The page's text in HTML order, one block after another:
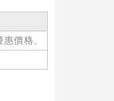
價格。